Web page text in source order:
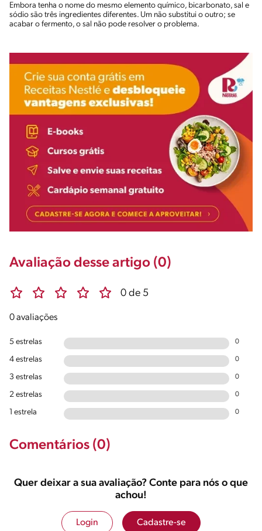
Embora tenha o nome do mesmo elemento químico, bicarbonato, sal e
sódio são três ingredientes diferentes. Um não substitui o outro; se
acabar o fermento, o sal não pode resolver o problema.
Avaliação desse artigo (0)
0 de 5
0 avaliações
5 estrelas 0
4 estrelas 0
3 estrelas 0
2 estrelas 0
1 estrela 0
Comentários (0)
Quer deixar a sua avaliação? Conte para nós o que
achou!
Login Cadastre-se